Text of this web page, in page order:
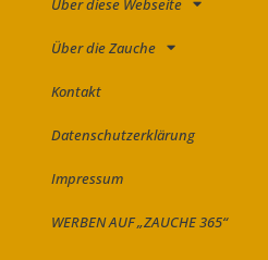
Über die Zauche
Kontakt
Datenschutzerklärung
Impressum
WERBEN AUF „ZAUCHE 365“